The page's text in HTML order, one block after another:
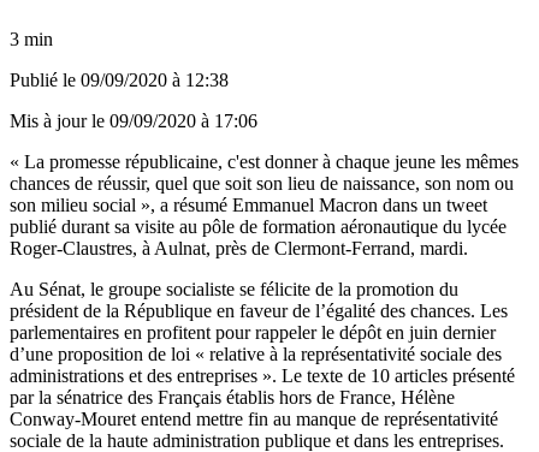
3 min
Publié le 09/09/2020 à 12:38
Mis à jour le 09/09/2020 à 17:06
« La promesse républicaine, c'est donner à chaque jeune les mêmes
chances de réussir, quel que soit son lieu de naissance, son nom ou
son milieu social », a résumé Emmanuel Macron dans un tweet
publié durant sa visite au pôle de formation aéronautique du lycée
Roger-Claustres, à Aulnat, près de Clermont-Ferrand, mardi.
Au Sénat, le groupe socialiste se félicite de la promotion du
président de la République en faveur de l’égalité des chances. Les
parlementaires en profitent pour rappeler le dépôt en juin dernier
d’une proposition de loi « relative à la représentativité sociale des
administrations et des entreprises ». Le texte de 10 articles présenté
par la sénatrice des Français établis hors de France, Hélène
Conway-Mouret entend mettre fin au manque de représentativité
sociale de la haute administration publique et dans les entreprises.